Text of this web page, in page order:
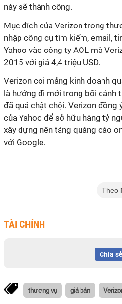
này sẽ thành công.
Mục đích của Verizon trong
nhập công cụ tìm kiếm, email,
Yahoo vào công ty AOL mà
2015 với giá 4,4 triệu USD.
Verizon coi mảng kinh doanh
là hướng đi mới trong bối cảnh
đã quá chật chội. Verizon đồng
của Yahoo để sở hữu hàng tỷ
xây dựng nền tảng quảng cáo
với Google.
Theo
TÀI CHÍNH
Chia sẻ
thương vụ giá bán